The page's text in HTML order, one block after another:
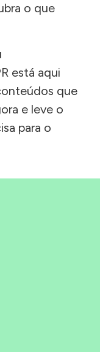
o que
está aqui
que
e leve o
para o